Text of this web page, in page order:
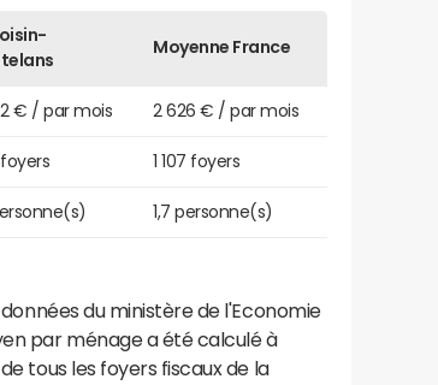
Moyenne France
€ / par mois 2 626 € / par mois
1 107 foyers
1,7 personne(s)
du ministère de l'Economie
par ménage a été calculé à
tous les foyers fiscaux de la